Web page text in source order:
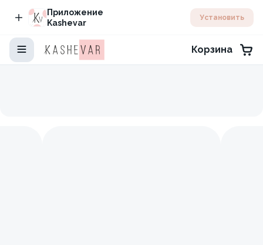
Приложение
Kashevar
Установить
Корзина